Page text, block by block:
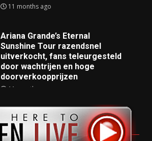
11 months ago
Ariana Grande’s Eternal
Sunshine Tour razendsnel
uitverkocht, fans teleurgesteld
door wachtrijen en hoge
doorverkoopprijzen
11 months ago